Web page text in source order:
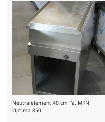
Neutralelement 40 cm Fa. MKN
Optima 850